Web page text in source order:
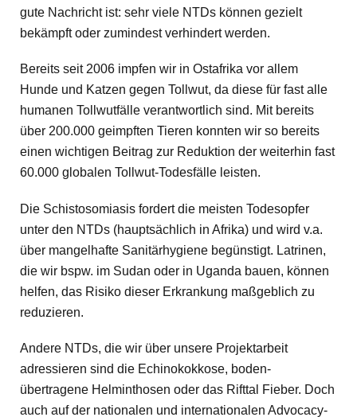
gute Nachricht ist: sehr viele NTDs können gezielt
bekämpft oder zumindest verhindert werden.
Bereits seit 2006 impfen wir in Ostafrika vor allem
Hunde und Katzen gegen Tollwut, da diese für fast alle
humanen Tollwutfälle verantwortlich sind. Mit bereits
über 200.000 geimpften Tieren konnten wir so bereits
einen wichtigen Beitrag zur Reduktion der weiterhin fast
60.000 globalen Tollwut-Todesfälle leisten.
Die Schistosomiasis fordert die meisten Todesopfer
unter den NTDs (hauptsächlich in Afrika) und wird v.a.
über mangelhafte Sanitärhygiene begünstigt. Latrinen,
die wir bspw. im Sudan oder in Uganda bauen, können
helfen, das Risiko dieser Erkrankung maßgeblich zu
reduzieren.
Andere NTDs, die wir über unsere Projektarbeit
adressieren sind die Echinokokkose, boden-
übertragene Helminthosen oder das Rifttal Fieber. Doch
auch auf der nationalen und internationalen Advocacy-